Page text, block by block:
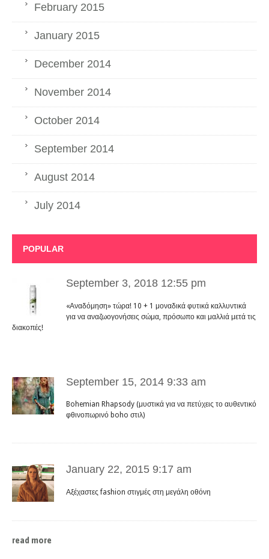
February 2015
January 2015
December 2014
November 2014
October 2014
September 2014
August 2014
July 2014
POPULAR
September 3, 2018 12:55 pm
«Αναδόμηση» τώρα! 10 + 1 μοναδικά φυτικά καλλυντικά
για να αναζωογονήσεις σώμα, πρόσωπο και μαλλιά μετά τις
διακοπές!
September 15, 2014 9:33 am
Bohemian Rhapsody (μυστικά για να πετύχεις το αυθεντικό
φθινοπωρινό boho στιλ)
January 22, 2015 9:17 am
Αξέχαστες fashion στιγμές στη μεγάλη οθόνη
read more